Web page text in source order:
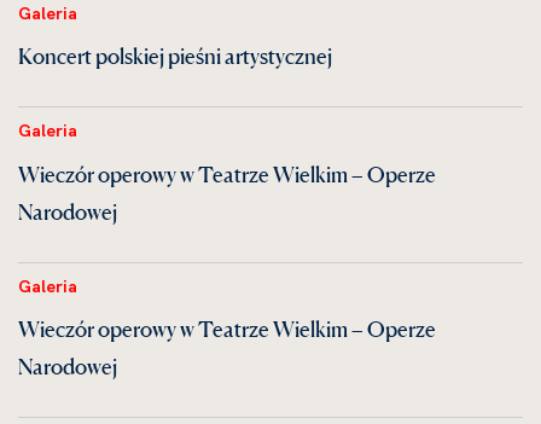
Galeria
Koncert polskiej pieśni artystycznej
Galeria
Wieczór operowy w Teatrze Wielkim – Operze
Narodowej
Galeria
Wieczór operowy w Teatrze Wielkim – Operze
Narodowej